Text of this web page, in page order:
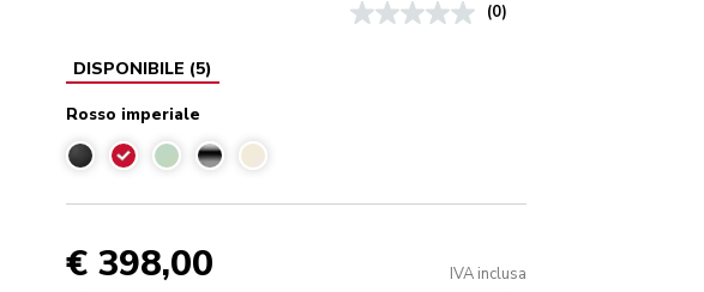
(0)
DISPONIBILE (5)
Rosso imperiale
Rosso imperiale
€ 398,00 IVA inclusa